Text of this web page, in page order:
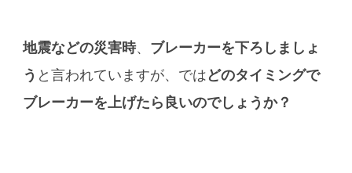
地震などの災害時、 ブレーカーを下ろしましょ
う と言われていますが、では どのタイミングで
ブレーカーを上げたら良いのでしょうか？